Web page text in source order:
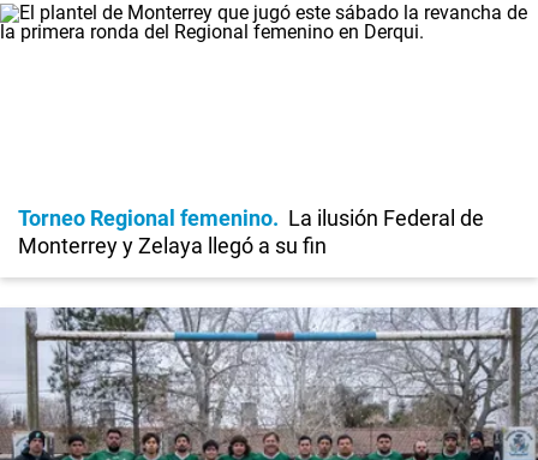
Torneo Regional femenino
La ilusión Federal de
Monterrey y Zelaya llegó a su fin